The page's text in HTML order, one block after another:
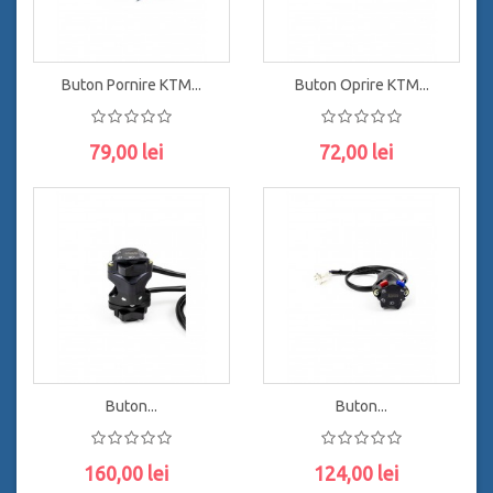
Buton Pornire KTM...
79,00 lei
Buton Oprire KTM...
72,00 lei
Buton...
160,00 lei
Buton...
124,00 lei